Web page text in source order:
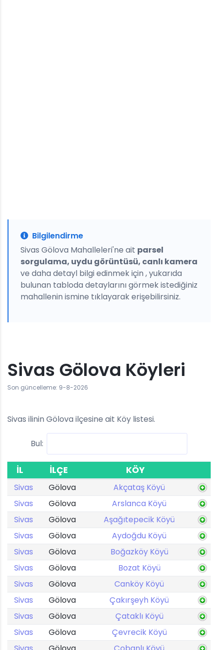
Bilgilendirme
Sivas Gölova Mahalleleri'ne ait parsel
sorgulama, uydu görüntüsü, canlı kamera
ve daha detayl bilgi edinmek için , yukarıda
bulunan tabloda detaylarını görmek istediğiniz
mahallenin ismine tıklayarak erişebilirsiniz.
Sivas Gölova Köyleri
Son güncelleme: 9-8-2026
Sivas ilinin Gölova ilçesine ait Köy listesi.
Bul:
İL İLÇE KÖY
Sivas Gölova
Akçataş Köyü
Sivas
Gölova
Arslanca Köyü
Sivas
Gölova
Aşağıtepecik Köyü
Sivas
Gölova
Aydoğdu Köyü
Sivas
Gölova
Boğazköy Köyü
Sivas
Gölova
Bozat Köyü
Sivas
Gölova
Canköy Köyü
Sivas
Gölova
Çakırşeyh Köyü
Sivas
Gölova
Çataklı Köyü
Sivas
Gölova
Çevrecik Köyü